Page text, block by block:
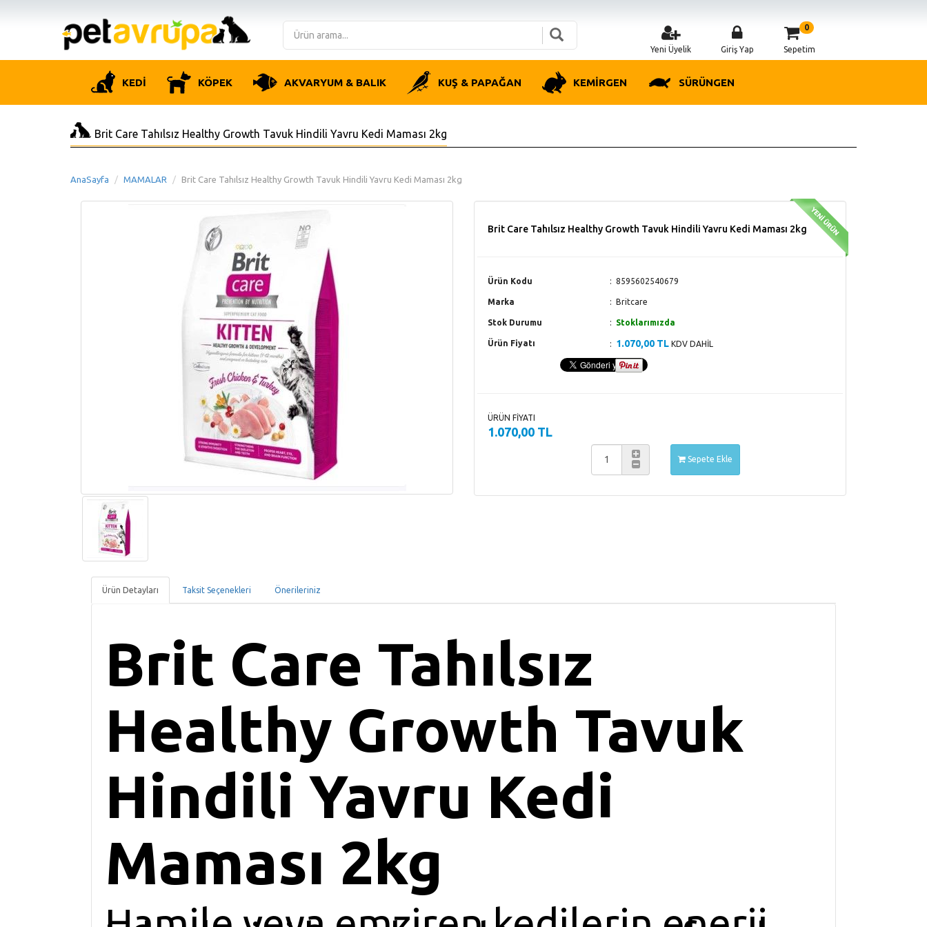
Yeni Üyelik Giriş Yap
0
Sepetim
KEDİ KÖPEK AKVARYUM & BALIK KUŞ & PAPAĞAN KEMİRGEN SÜRÜNGEN
Brit Care Tahılsız Healthy Growth Tavuk Hindili Yavru Kedi Maması 2kg
AnaSayfa MAMALAR Brit Care Tahılsız Healthy Growth Tavuk Hindili Yavru Kedi Maması 2kg
Brit Care Tahılsız Healthy Growth Tavuk Hindili Yavru Kedi Maması 2kg
Ürün Kodu 8595602540679
Marka Britcare
Stok Durumu Stoklarımızda
Ürün Fiyatı 1.070,00 TLKDV DAHİL
ÜRÜN FİYATI
1.070,00 TL
Sepete Ekle
Ürün Detayları Taksit Seçenekleri Önerileriniz
Brit Care Tahılsız
Healthy Growth Tavuk
Hindili Yavru Kedi
Maması 2kg